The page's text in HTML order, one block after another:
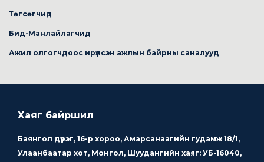
Төгсөгчид
Бид-Манлайлагчид
Ажил олгогчдоос ирүүлсэн ажлын байрны саналууд
Хаяг байршил
Баянгол дүүрэг, 16-р хороо, Амарсанаагийн гудамж 18/1,
Улаанбаатар хот, Монгол, Шуудангийн хаяг: УБ-16040,